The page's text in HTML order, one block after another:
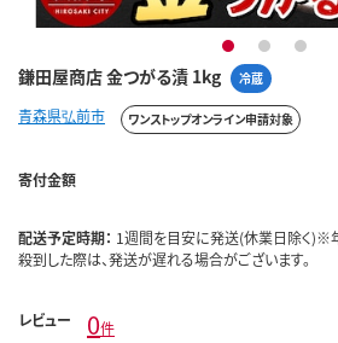
鎌田屋商店 金つがる漬 1kg 冷蔵
1 2 3
青森県弘前市 ワンストップオンライン申請対象
寄付金額
配送予定時期： 1週間を目安に発送(休業日除く)※
殺到した際は、発送が遅れる場合がございます。
レビュー 0件